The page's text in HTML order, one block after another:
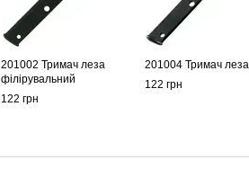
201002 Тримач леза
філірувальний
122 грн
201004 Тримач леза
122 грн